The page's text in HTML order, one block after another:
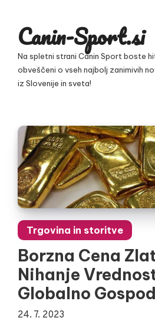
contentCanin-Sport.si
Na spletni strani Canin Sport boste
obveščeni o vseh najbolj zanimivih
iz Slovenije in sveta!
Trgovina in storitve
Borzna Cena
Nihanje
Globalno
24. 7. 2023